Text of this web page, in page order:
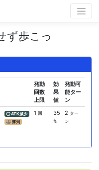
ず歩こっ
発動
回数
上限
効
果
値
発動可
能ター
ン
ATK減少
隊列
1回 35
%
2 ター
ン